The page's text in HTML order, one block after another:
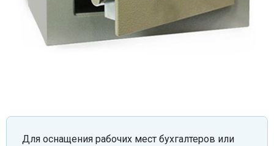
Для оснащения рабочих мест бухгалтеров или